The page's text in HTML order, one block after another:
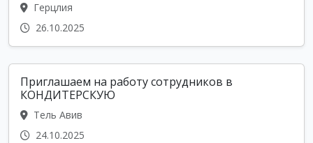
Герцлия
26.10.2025
Приглашаем на работу сотрудников в
КОНДИТЕРСКУЮ
Тель Авив
24.10.2025